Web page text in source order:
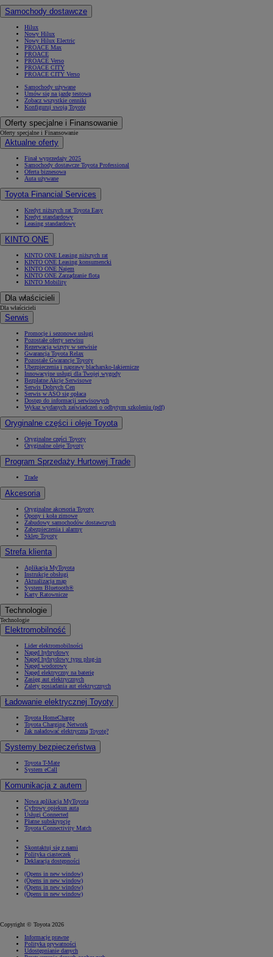
Samochody dostawcze
Hilux
Nowy Hilux
Nowy Hilux Electric
PROACE Max
PROACE
PROACE Verso
PROACE CITY
PROACE CITY Verso
Samochody używane
Umów się na jazdę testową
Zobacz wszystkie cenniki
Konfiguruj swoją Toyotę
Oferty specjalne i Finansowanie
Oferty specjalne i Finansowanie
Aktualne oferty
Finał wyprzedaży 2025
Samochody dostawcze Toyota Professional
Oferta biznesowa
Auta używane
Toyota Financial Services
Kredyt niższych rat Toyota Easy
Kredyt standardowy
Leasing standardowy
KINTO ONE
KINTO ONE Leasing niższych rat
KINTO ONE Leasing konsumencki
KINTO ONE Najem
KINTO ONE Zarządzanie flotą
KINTO Mobility
Dla właścicieli
Dla właścicieli
Serwis
Promocje i sezonowe usługi
Pozostałe oferty serwisu
Rezerwacja wizyty w serwisie
Gwarancja Toyota Relax
Pozostałe Gwarancje Toyoty
Ubezpieczenia i naprawy blacharsko-lakiernicze
Innowacyjne usługi dla Twojej wygody
Bezpłatne Akcje Serwisowe
Serwis Dobrych Cen
Serwis w ASO się opłaca
Dostęp do informacji serwisowych
Wykaz wydanych zaświadczeń o odbytym szkoleniu (pdf)
Oryginalne części i oleje Toyota
Oryginalne części Toyoty
Oryginalne oleje Toyoty
Program Sprzedaży Hurtowej Trade
Trade
Akcesoria
Oryginalne akcesoria Toyoty
Opony i koła zimowe
Zabudowy samochodów dostawczych
Zabezpieczenia i alarmy
Sklep Toyoty
Strefa klienta
Aplikacja MyToyota
Instrukcje obsługi
Aktualizacja map
System Bluetooth®
Karty Ratownicze
Technologie
Technologie
Elektromobilność
Lider elektromobilności
Napęd hybrydowy
Napęd hybrydowy typu plug-in
Napęd wodorowy
Napęd elektryczny na baterię
Zasięg aut elektrycznych
Zalety posiadania aut elektrycznych
Ładowanie elektrycznej Toyoty
Toyota HomeCharge
Toyota Charging Network
Jak naładować elektryczną Toyotę?
Systemy bezpieczeństwa
Toyota T-Mate
System eCall
Komunikacja z autem
Nowa aplikacja MyToyota
Cyfrowy opiekun auta
Usługi Connected
Płatne subskrypcje
Toyota Connectivity Match
Skontaktuj się z nami
Polityka ciasteczek
Deklaracja dostępności
(Opens in new window)
(Opens in new window)
(Opens in new window)
(Opens in new window)
Copyright © Toyota 2026
Informacje prawne
Polityka prywatności
Udostępnianie danych